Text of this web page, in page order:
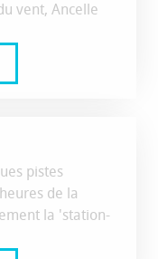
vent, Ancelle
pistes
de la
la 'station-